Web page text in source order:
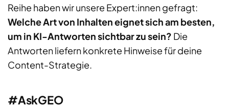
Reihe haben wir unsere Expert:innen gefragt:
Welche Art von Inhalten eignet sich am besten,
um in KI-Antworten sichtbar zu sein? Die
Antworten liefern konkrete Hinweise für deine
Content-Strategie.
#AskGEO